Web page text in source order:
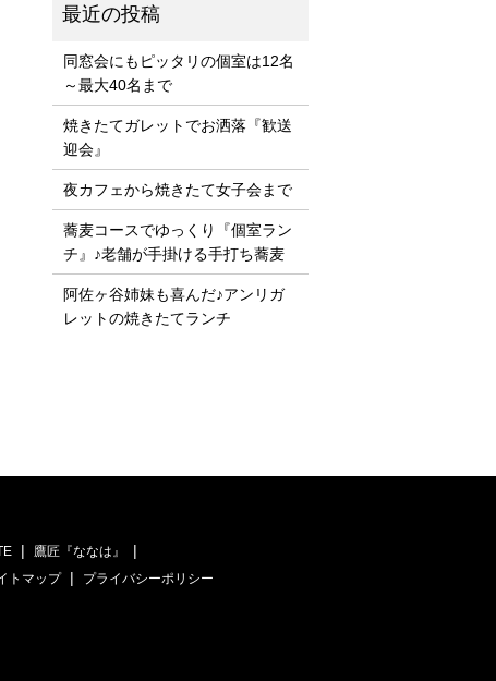
同窓会にもピッタリの個室は12名
～最大40名まで
焼きたてガレットでお洒落『歓送
迎会』
夜カフェから焼きたて女子会まで
蕎麦コースでゆっくり『個室ラン
チ』♪老舗が手掛ける手打ち蕎麦
阿佐ヶ谷姉妹も喜んだ♪アンリガ
レットの焼きたてランチ
鷹匠『ななは』
トマップ プライバシーポリシー